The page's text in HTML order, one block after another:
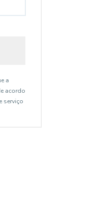
a
acordo
serviço